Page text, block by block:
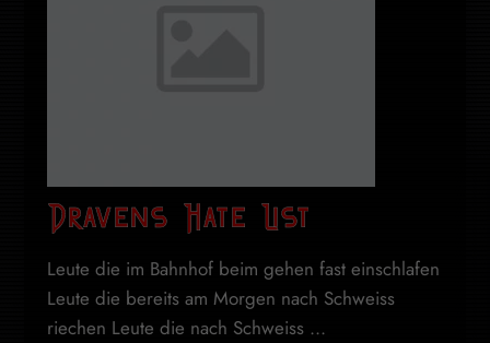
Dravens Hate List
Leute die im Bahnhof beim gehen fast einschlafen
Leute die bereits am Morgen nach Schweiss
riechen Leute die nach Schweiss ...